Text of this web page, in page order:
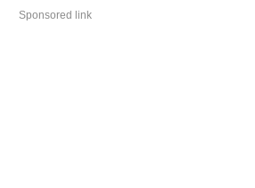
Sponsored link